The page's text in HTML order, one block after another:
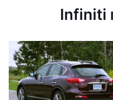
Infiniti